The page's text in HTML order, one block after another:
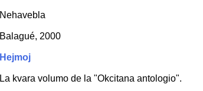
Nehavebla
Balagué, 2000
Hejmoj
La kvara volumo de la "Okcitana antologio".